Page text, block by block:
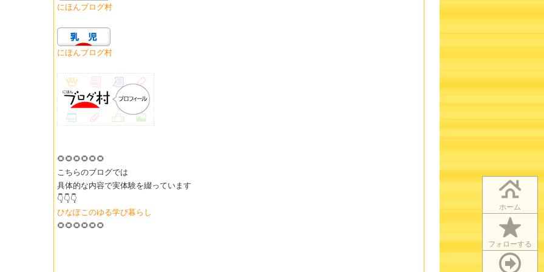
ホーム
フォローする
にほんブログ村
にほんブログ村
🌻🌻🌻🌻🌻🌻
こちらのブログでは
具体的な内容で実体験を綴っています
👇👇👇
ひなぽこのゆる学び暮らし
🌻🌻🌻🌻🌻🌻